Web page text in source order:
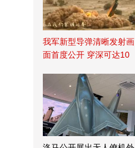
我军新型导弹清晰发射画
面首度公开 穿深可达10